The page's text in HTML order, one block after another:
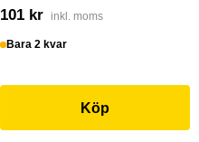
101 kr inkl. moms
Bara 2 kvar
Köp